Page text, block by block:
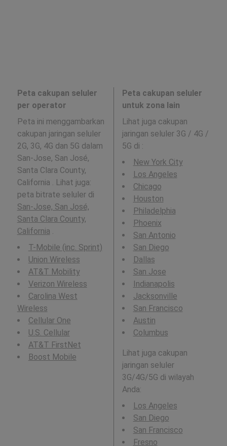
Peta cakupan seluler
per operator
Peta ini menggambarkan
cakupan jaringan seluler
2G, 3G, 4G dan 5G dalam
San-Jose, San José,
Santa Clara County,
California . Lihat juga:
peta bitrate seluler di
San-Jose, San José,
Santa Clara County,
California
T-Mobile (inc. Sprint)
Union Wireless
AT&T Mobility
Verizon Wireless
Carolina West
Wireless
Cellular One
U.S. Cellular
AT&T FirstNet
Boost Mobile
Peta cakupan seluler
untuk zona lain
Lihat juga cakupan
jaringan seluler 3G / 4G /
5G di :
New York City
Los Angeles
Chicago
Houston
Philadelphia
Phoenix
San Antonio
San Diego
Dallas
San Jose
Indianapolis
Jacksonville
San Francisco
Austin
Columbus
Lihat juga cakupan
jaringan seluler
3G/4G/5G di wilayah
Anda:
Los Angeles
San Diego
San Francisco
Fresno